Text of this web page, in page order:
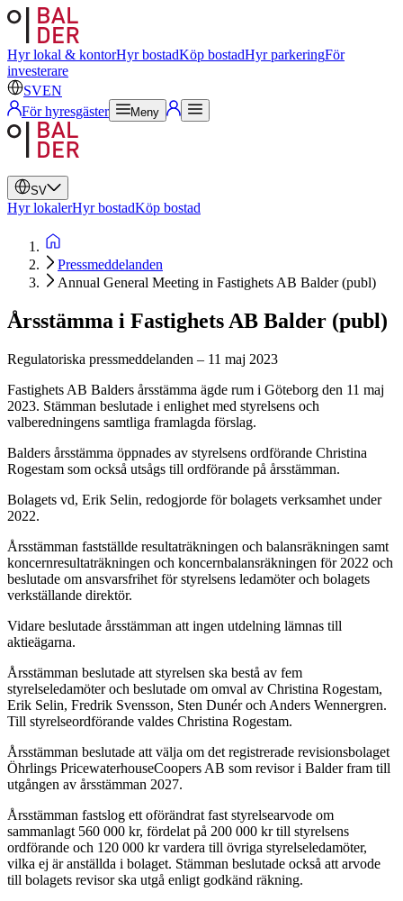
Hyr lokal & kontorHyr bostadKöp bostadHyr parkeringFör
investerare
SVEN
För hyresgäster
Meny
SV
Svenska
Engelska
Hyr lokalerHyr bostadKöp bostad
Pressmeddelanden
Annual General Meeting in Fastighets AB Balder (publ)
Årsstämma i Fastighets AB Balder (publ)
Regulatoriska pressmeddelanden – 11 maj 2023
Fastighets AB Balders årsstämma ägde rum i Göteborg den 11 maj
2023. Stämman beslutade i enlighet med styrelsens och
valberedningens samtliga framlagda förslag.
Balders årsstämma öppnades av styrelsens ordförande Christina
Rogestam som också utsågs till ordförande på årsstämman.
Bolagets vd, Erik Selin, redogjorde för bolagets verksamhet under
2022.
Årsstämman fastställde resultaträkningen och balansräkningen samt
koncernresultaträkningen och koncernbalansräkningen för 2022 och
beslutade om ansvarsfrihet för styrelsens ledamöter och bolagets
verkställande direktör.
Vidare beslutade årsstämman att ingen utdelning lämnas till
aktieägarna.
Årsstämman beslutade att styrelsen ska bestå av fem
styrelseledamöter och beslutade om omval av Christina Rogestam,
Erik Selin, Fredrik Svensson, Sten Dunér och Anders Wennergren.
Till styrelseordförande valdes Christina Rogestam.
Årsstämman beslutade att välja om det registrerade revisionsbolaget
Öhrlings PricewaterhouseCoopers AB som revisor i Balder fram till
utgången av årsstämman 2027.
Årsstämman fastslog ett oförändrat fast styrelsearvode om
sammanlagt 560 000 kr, fördelat på 200 000 kr till styrelsens
ordförande och 120 000 kr vardera till övriga styrelseledamöter,
vilka ej är anställda i bolaget. Stämman beslutade också att arvode
till bolagets revisor ska utgå enligt godkänd räkning.